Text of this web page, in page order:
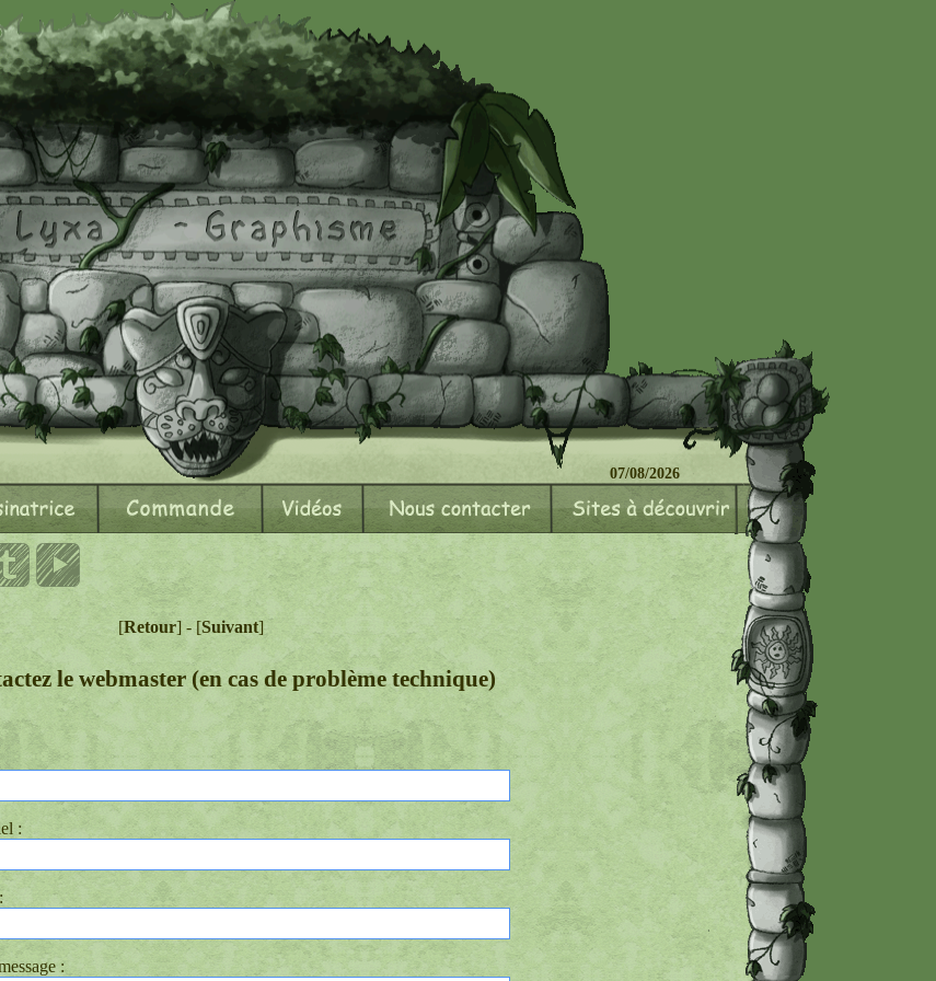
jour le : 24/04/2016 07/08/2026
[Retour] - [Suivant]
le webmaster (en cas de problème technique)
:
: